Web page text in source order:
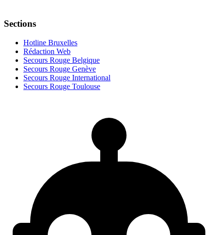
Sections
Hotline Bruxelles
Rédaction Web
Secours Rouge Belgique
Secours Rouge Genève
Secours Rouge International
Secours Rouge Toulouse